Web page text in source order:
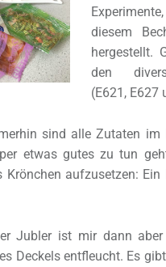
diesem
hergestellt.
den
(E621, E627
sind alle Zutaten
etwas gutes zu tun
Krönchen aufzusetzen:
Jubler ist mir dann aber
Deckels entfleucht. Es